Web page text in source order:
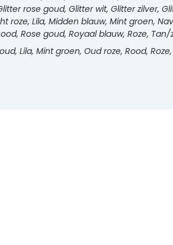
rose goud, Glitter wit, Glitter zilver,
roze, Lila, Midden blauw, Mint groen,
Rose goud, Royaal blauw, Roze,
Lila, Mint groen, Oud roze, Rood,